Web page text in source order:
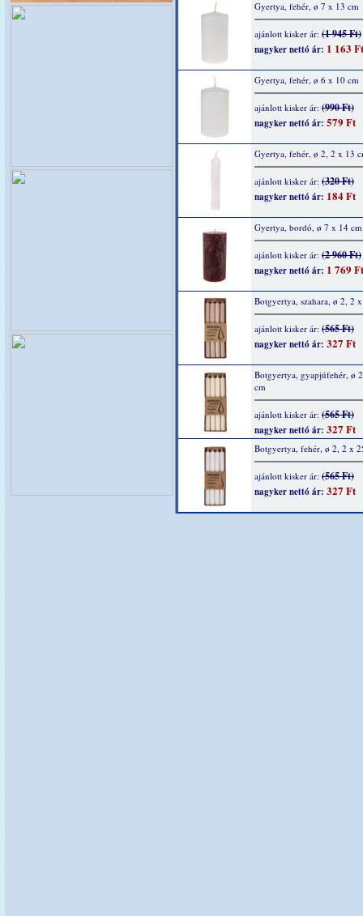
Gyertya, fehér, ø 7 x 13 cm
ajánlott kisker ár: (1 945 Ft)
nagyker nettó ár: 1 163 Ft
Gyertya, fehér, ø 6 x 10 cm
ajánlott kisker ár: (990 Ft)
nagyker nettó ár: 579 Ft
Gyertya, fehér, ø 2, 2 x 13
ajánlott kisker ár: (320 Ft)
nagyker nettó ár: 184 Ft
Gyertya, bordó, ø 7 x 14 cm
ajánlott kisker ár: (2 960 Ft)
nagyker nettó ár: 1 769 Ft
Botgyertya, szahara, ø 2, 2
ajánlott kisker ár: (565 Ft)
nagyker nettó ár: 327 Ft
Botgyertya, gyapjúfehér, ø
cm
ajánlott kisker ár: (565 Ft)
nagyker nettó ár: 327 Ft
Botgyertya, fehér, ø 2, 2 x
ajánlott kisker ár: (565 Ft)
nagyker nettó ár: 327 Ft